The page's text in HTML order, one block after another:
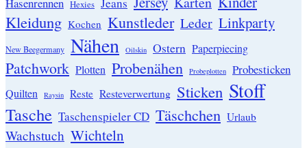
Hexies
Kleidung Kochen Kunstleder Leder Linkparty
New Beegermany Nähen Oilskin Ostern Paperpiecing
Patchwork Plotten Probenähen Probeplotten Probesticken
Quilten Raysin Reste Resteverwertung Sticken Stoff
Tasche Taschenspieler CD Täschchen Urlaub
Wachstuch Wichteln